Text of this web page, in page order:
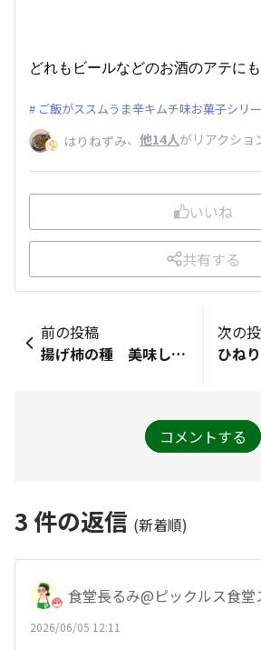
どれもビールなどのお酒のアテに
ご飯がススムうま辛キムチ味お菓子シリ
はりねずみ、 他14人がリアクショ
いいね
共有する
前の投稿
揚げ柿の種 美味しいです☺️
次の
コメントする
3 件の返信 (新着順)
食堂長るみ@ピックルス食堂
2026/06/05 12:11